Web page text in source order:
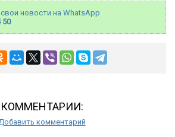
новости на WhatsApp
50
КОММЕНТАРИИ:
комментарий